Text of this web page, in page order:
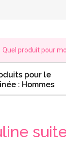
Quel produit pour
pour le
: Hommes